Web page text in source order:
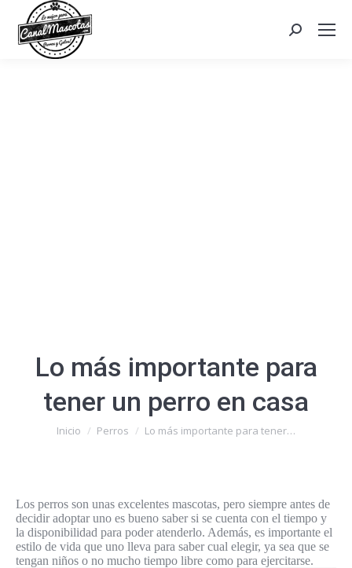
Search:
Lo más importante para
tener un perro en casa
Estás aquí:
Inicio Perros Lo más importante para tener…
Los perros son unas excelentes mascotas, pero siempre antes de
decidir adoptar uno es bueno saber si se cuenta con el tiempo y
la disponibilidad para poder atenderlo. Además, es importante el
estilo de vida que uno lleva para saber cual elegir, ya sea que se
tengan niños o no mucho tiempo libre como para ejercitarse.